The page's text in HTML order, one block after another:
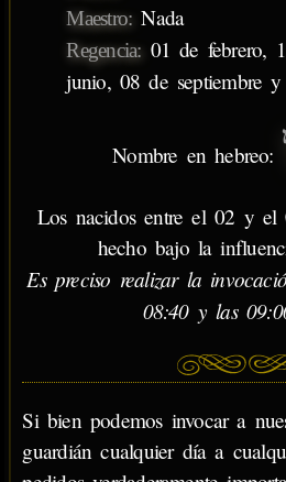
Maestro: Nada
Regencia: 01 de febrero,
junio, 08 de septiembre
Nombre en hebreo:
Los nacidos entre el 02 y el
hecho bajo la
Es preciso realizar la
08:40 y las
Si bien podemos invocar a
guardián cualquier día a